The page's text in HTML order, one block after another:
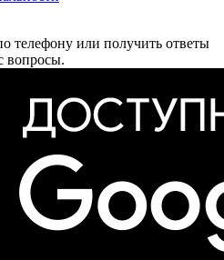
телефону или получить ответы
вопросы.